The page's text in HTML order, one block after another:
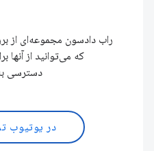
راب دادسون مجموعه‌ای از
که می‌توانید از
دسترسی
در یوتیوب